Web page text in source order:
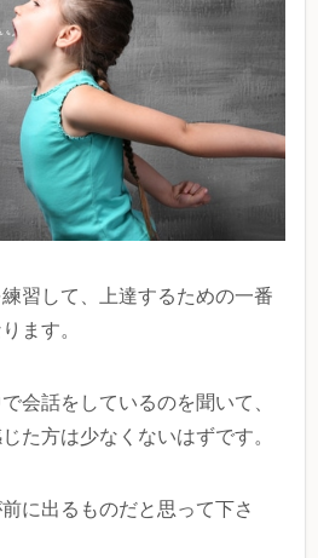
習して、上達するための一番
ます。
会話をしているのを聞いて、
た方は少なくないはずです。
に出るものだと思って下さ